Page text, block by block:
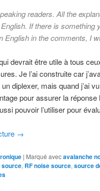
readers. All the
If there is something
English in the comments, I
devrait être utile à tous
Je l’ai construite car
diplexer, mais quand j’ai
pour assurer la
pouvoir l’utiliser pour
→
| Marqué avecavalanche
source, RF noise source, source